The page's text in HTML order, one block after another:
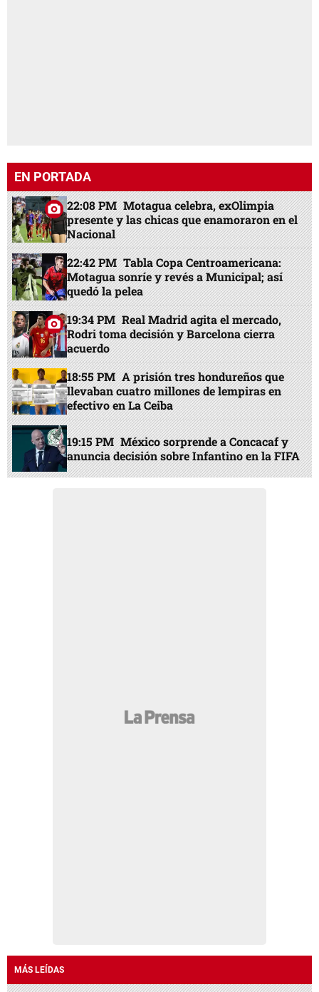
EN PORTADA
22:08 PM Motagua celebra, exOlimpia
presente y las chicas que enamoraron en el
Nacional
22:42 PM Tabla Copa Centroamericana:
Motagua sonríe y revés a Municipal; así
quedó la pelea
19:34 PM Real Madrid agita el mercado,
Rodri toma decisión y Barcelona cierra
acuerdo
18:55 PM A prisión tres hondureños que
llevaban cuatro millones de lempiras en
efectivo en La Ceiba
19:15 PM México sorprende a Concacaf y
anuncia decisión sobre Infantino en la FIFA
MÁS LEÍDAS